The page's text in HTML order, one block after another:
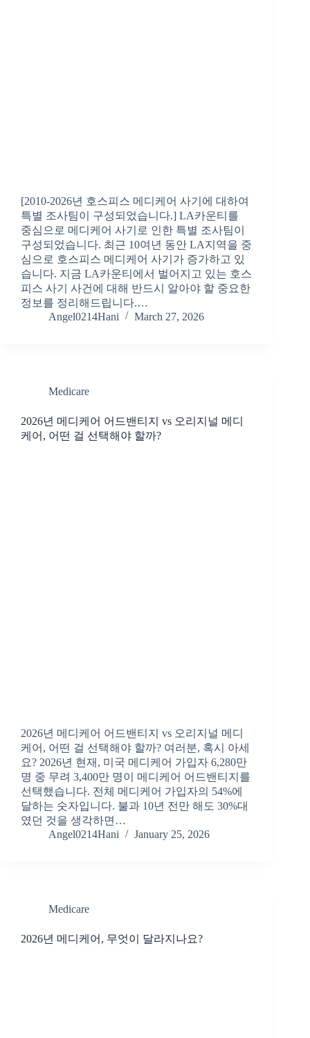
[2010-2026년 호스피스 메디케어 사기에 대하여
특별 조사팀이 구성되었습니다.] LA카운티를
중심으로 메디케어 사기로 인한 특별 조사팀이
구성되었습니다. 최근 10여년 동안 LA지역을 중
심으로 호스피스 메디케어 사기가 증가하고 있
습니다. 지금 LA카운티에서 벌어지고 있는 호스
피스 사기 사건에 대해 반드시 알아야 할 중요한
정보를 정리해드립니다.…
Angel0214Hani
March 27, 2026
Medicare
2026년 메디케어 어드밴티지 vs 오리지널 메디
케어, 어떤 걸 선택해야 할까?
2026년 메디케어 어드밴티지 vs 오리지널 메디
케어, 어떤 걸 선택해야 할까? 여러분, 혹시 아세
요? 2026년 현재, 미국 메디케어 가입자 6,280만
명 중 무려 3,400만 명이 메디케어 어드밴티지를
선택했습니다. 전체 메디케어 가입자의 54%에
달하는 숫자입니다. 불과 10년 전만 해도 30%대
였던 것을 생각하면…
Angel0214Hani
January 25, 2026
Medicare
2026년 메디케어, 무엇이 달라지나요?